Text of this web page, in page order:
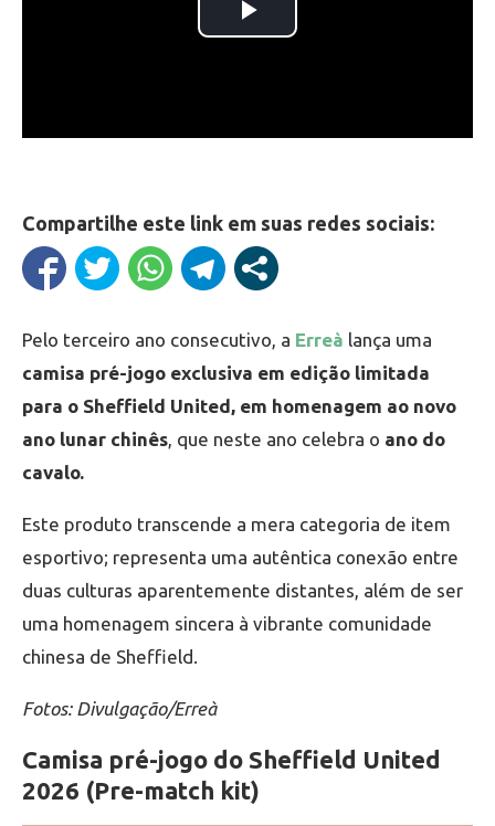
Compartilhe este link em suas redes sociais:
Pelo terceiro ano consecutivo, a Erreà lança uma
camisa pré-jogo exclusiva em edição limitada
para o Sheffield United, em homenagem ao novo
ano lunar chinês , que neste ano celebra o ano do
cavalo.
Este produto transcende a mera categoria de item
esportivo; representa uma autêntica conexão entre
duas culturas aparentemente distantes, além de ser
uma homenagem sincera à vibrante comunidade
chinesa de Sheffield.
Fotos: Divulgação/Erreà
Camisa pré-jogo do Sheffield United
2026 (Pre-match kit)